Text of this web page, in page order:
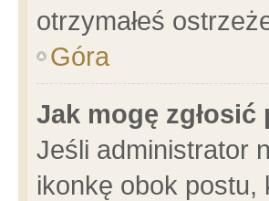
otrzymałeś
Góra
Jak mogę
Jeśli administrator
ikonkę obok postu,